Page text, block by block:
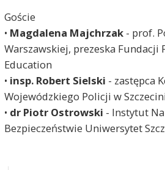
Goście
• Magdalena Majchrzak- prof.
Warszawskiej, prezeska Fundacji
Education
• insp. Robert Sielski - zastępca
Wojewódzkiego Policji w
• dr Piotr Ostrowski - Instytut
Bezpieczeństwie Uniwersytet